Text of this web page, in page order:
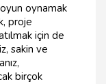
oynamak
proje
için de
sakin ve
birçok